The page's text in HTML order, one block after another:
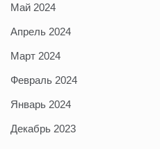
Май 2024
Апрель 2024
Март 2024
Февраль 2024
Январь 2024
Декабрь 2023